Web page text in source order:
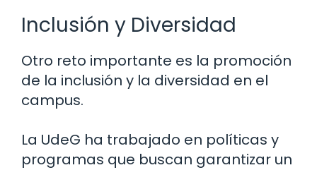
Inclusión y Diversidad
Otro reto importante es la promoción
de la inclusión y la diversidad en el
campus.
La UdeG ha trabajado en políticas y
programas que buscan garantizar un